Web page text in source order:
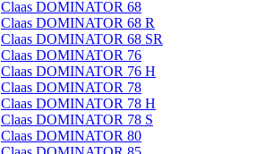
Claas DOMINATOR 68
Claas DOMINATOR 68 R
Claas DOMINATOR 68 SR
Claas DOMINATOR 76
Claas DOMINATOR 76 H
Claas DOMINATOR 78
Claas DOMINATOR 78 H
Claas DOMINATOR 78 S
Claas DOMINATOR 80